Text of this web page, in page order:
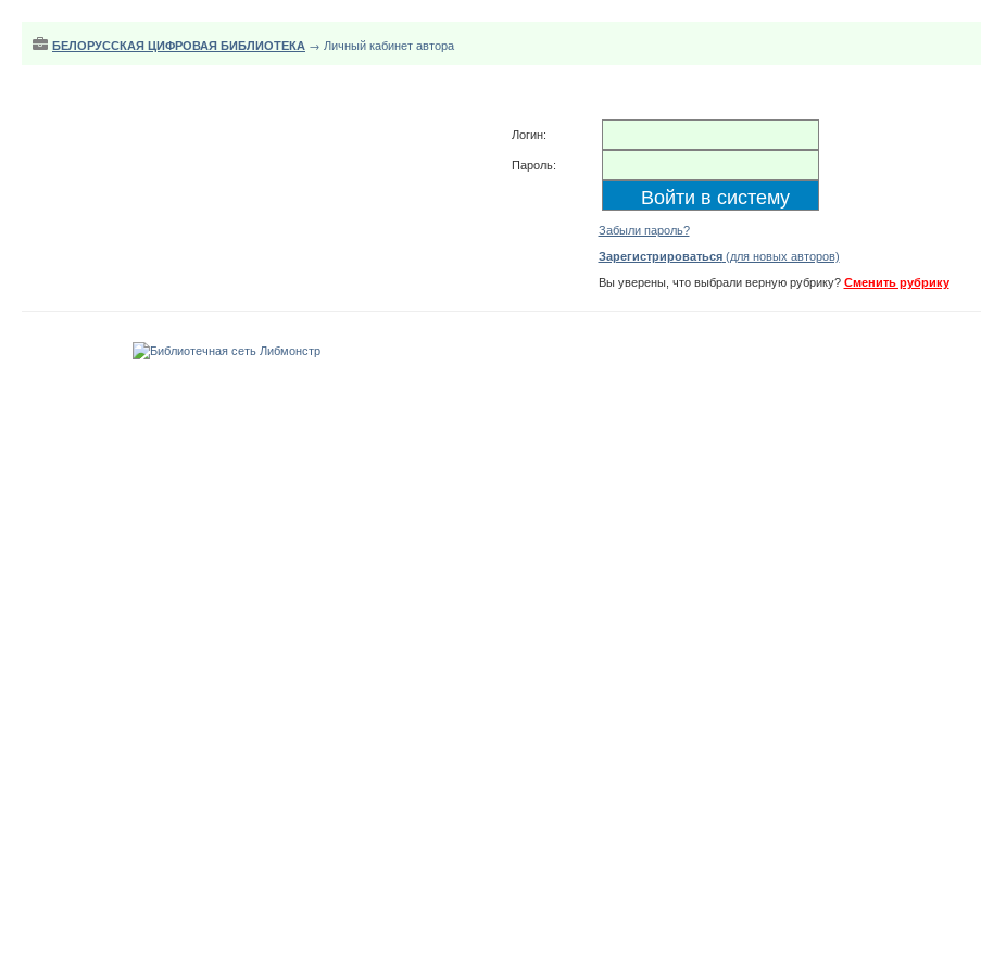
БЕЛОРУССКАЯ ЦИФРОВАЯ БИБЛИОТЕКА → Личный кабинет автора
Логин:
Пароль:
Забыли пароль?
Зарегистрироваться(для новых авторов)
Вы уверены, что выбрали верную рубрику? Сменить рубрику